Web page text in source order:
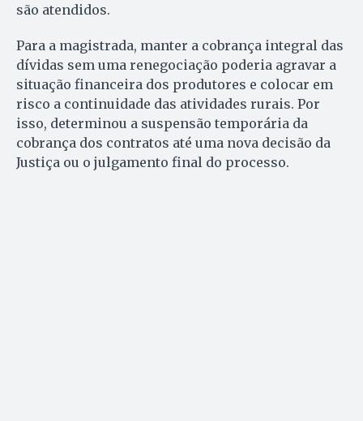
são atendidos.
Para a magistrada, manter a cobrança integral das
dívidas sem uma renegociação poderia agravar a
situação financeira dos produtores e colocar em
risco a continuidade das atividades rurais. Por
isso, determinou a suspensão temporária da
cobrança dos contratos até uma nova decisão da
Justiça ou o julgamento final do processo.